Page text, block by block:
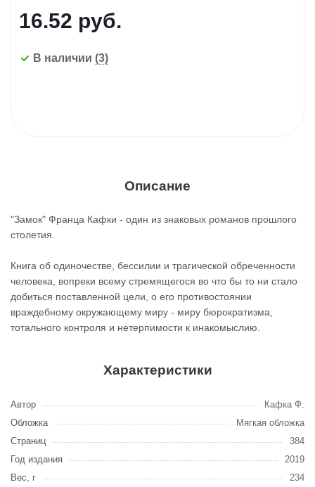
16.52 руб.
В наличии (3)
Описание
"Замок" Франца Кафки - один из знаковых романов прошлого
столетия.
Книга об одиночестве, бессилии и трагической обреченности
человека, вопреки всему стремящегося во что бы то ни стало
добиться поставленной цели, о его противостоянии
враждебному окружающему миру - миру бюрократизма,
тотального контроля и нетерпимости к инакомыслию.
Характеристики
Автор
Кафка Ф.
Обложка
Мягкая обложка
Страниц
384
Год издания
2019
Вес, г
234